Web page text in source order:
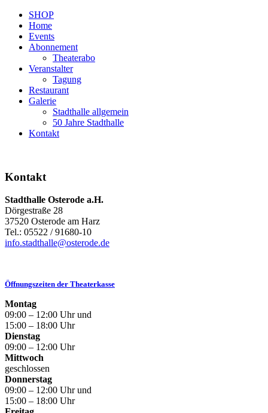
SHOP
Home
Events
Abonnement
Theaterabo
Veranstalter
Tagung
Restaurant
Galerie
Stadthalle allgemein
50 Jahre Stadthalle
Kontakt
Kontakt
Stadthalle Osterode a.H.
Dörgestraße 28
37520 Osterode am Harz
Tel.: 05522 / 91680-10
info.stadthalle@osterode.de
Öffnungszeiten der Theaterkasse
Montag
09:00 – 12:00 Uhr und
15:00 – 18:00 Uhr
Dienstag
09:00 – 12:00 Uhr
Mittwoch
geschlossen
Donnerstag
09:00 – 12:00 Uhr und
15:00 – 18:00 Uhr